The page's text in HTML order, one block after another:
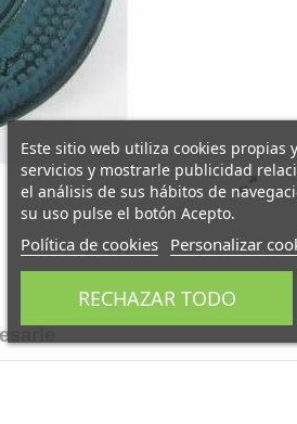
Este sitio web utiliza cookies
servicios y mostrarle publicidad
el análisis de sus hábitos de
su uso pulse el botón Acepto.
Política de cookies Personalizar
RECHAZAR TODO